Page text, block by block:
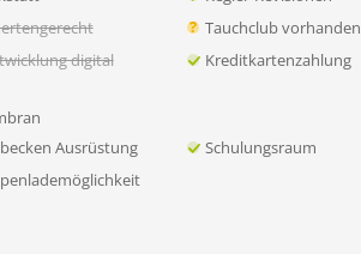
Tauchclub vorhanden
digital Kreditkartenzahlung
Ausrüstung
Schulungsraum